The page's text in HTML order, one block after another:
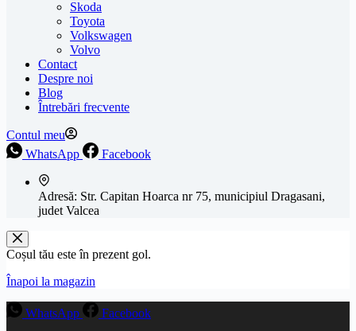
Skoda
Toyota
Volkswagen
Volvo
Contact
Despre noi
Blog
Întrebări frecvente
Contul meu
WhatsApp
Facebook
Adresă: Str. Capitan Hoarca nr 75, municipiul Dragasani,
judet Valcea
Coșul tău este în prezent gol.
Înapoi la magazin
WhatsApp Facebook